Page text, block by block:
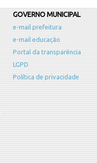
GOVERNO MUNICIPAL
e-mail prefeitura
e-mail educação
Portal da transparência
LGPD
Política de privacidade